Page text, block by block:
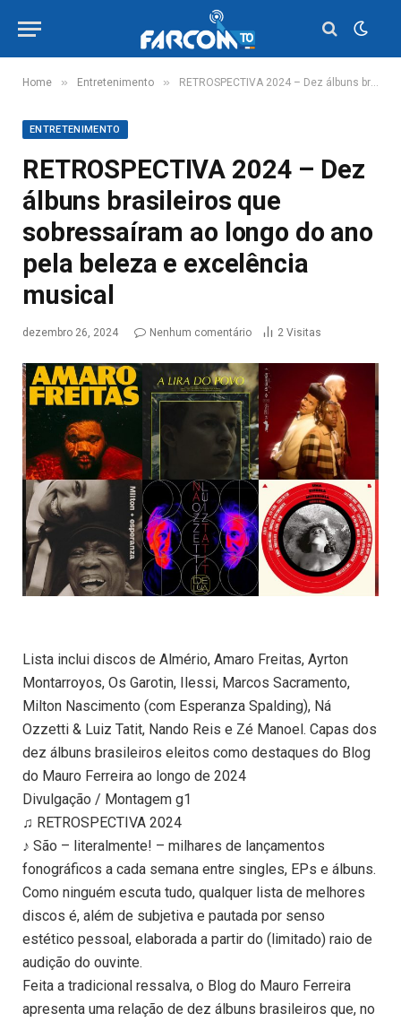
Home » Entretenimento » RETROSPECTIVA 2024 – Dez álbuns brasileiros que sobressaíram ao longo do ano pela beleza e excelência musical
ENTRETENIMENTO
RETROSPECTIVA 2024 – Dez
álbuns brasileiros que
sobressaíram ao longo do ano
pela beleza e excelência
musical
dezembro 26, 2024 Nenhum comentário 2 Visitas
Lista inclui discos de Almério, Amaro Freitas, Ayrton
Montarroyos, Os Garotin, Ilessi, Marcos Sacramento,
Milton Nascimento (com Esperanza Spalding), Ná
Ozzetti & Luiz Tatit, Nando Reis e Zé Manoel. Capas dos
dez álbuns brasileiros eleitos como destaques do Blog
do Mauro Ferreira ao longo de 2024
Divulgação / Montagem g1
♫ RETROSPECTIVA 2024
♪ São – literalmente! – milhares de lançamentos
fonográficos a cada semana entre singles, EPs e álbuns.
Como ninguém escuta tudo, qualquer lista de melhores
discos é, além de subjetiva e pautada por senso
estético pessoal, elaborada a partir do (limitado) raio de
audição do ouvinte.
Feita a tradicional ressalva, o Blog do Mauro Ferreira
apresenta uma relação de dez álbuns brasileiros que, no